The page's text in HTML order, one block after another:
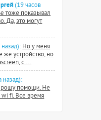
(19 часов
тоже показывал
Да, это могут
назад): Но у меня
же устройство, но
с ...
назад):
помощи. Не
wi fi. Все время